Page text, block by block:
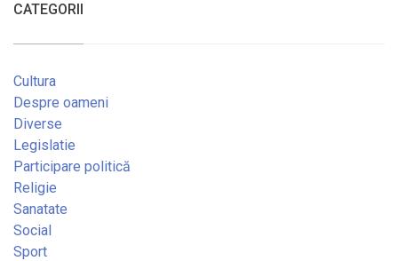
CATEGORII
Cultura
Despre oameni
Diverse
Legislatie
Participare politică
Religie
Sanatate
Social
Sport